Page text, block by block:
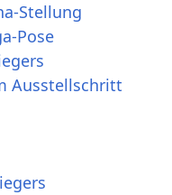
Stellung
Pose
Ausstellschritt